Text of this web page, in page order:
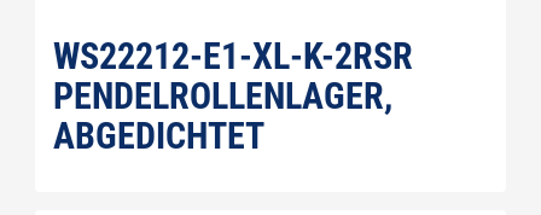
WS22212-E1-XL-K-2RSR
PENDELROLLENLAGER,
ABGEDICHTET